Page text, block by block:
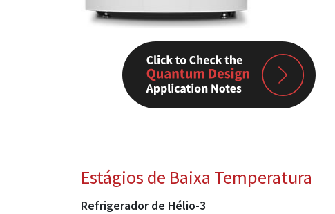
Estágios de Baixa Temperatura
Refrigerador de Hélio-3